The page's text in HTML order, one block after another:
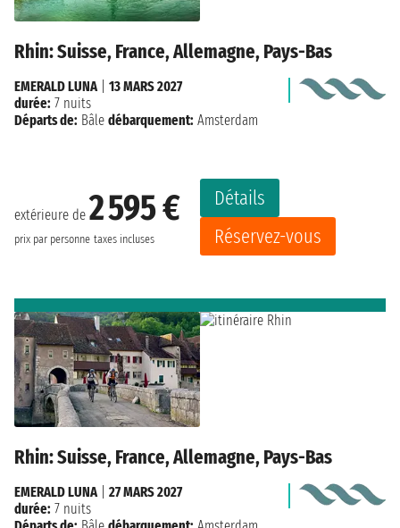
Rhin: Suisse, France, Allemagne, Pays-Bas
extérieure de 2 595 €
prix par personne taxes incluses
Détails
Réservez-vous
EMERALD LUNA
13 MARS 2027
durée: 7 nuits
Départs de: Bâle débarquement: Amsterdam
Rhin: Suisse, France, Allemagne, Pays-Bas
EMERALD LUNA| 27 MARS 2027
durée: 7 nuits